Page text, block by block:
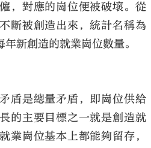
，對應的崗位便被破壞。從
斷被創造出來，統計名稱為
年新創造的就業崗位數量。
盾是總量矛盾，即崗位供給
的主要目標之一就是創造就
業崗位基本上都能夠留存，